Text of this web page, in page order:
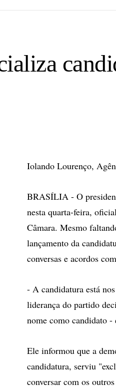
Iolando Lourenço,
BRASÍLIA - O
nesta quarta-feira,
Câmara. Mesmo
lançamento da
conversas e acordos
- A candidatura está
liderança do partido
nome como candidato -
Ele informou que a
candidatura, serviu
conversar com os